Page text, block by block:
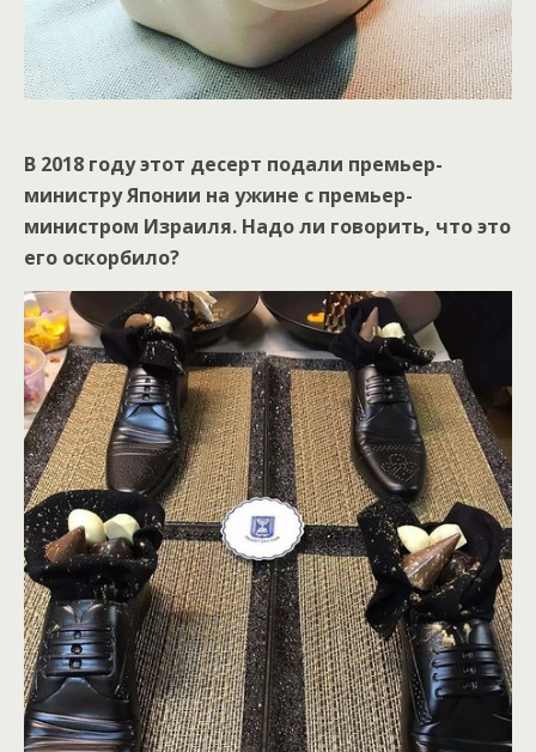
В 2018 году этот десерт подали премьер-
министру Японии на ужине с премьер-
министром Израиля. Надо ли говорить, что это
его оскорбило?